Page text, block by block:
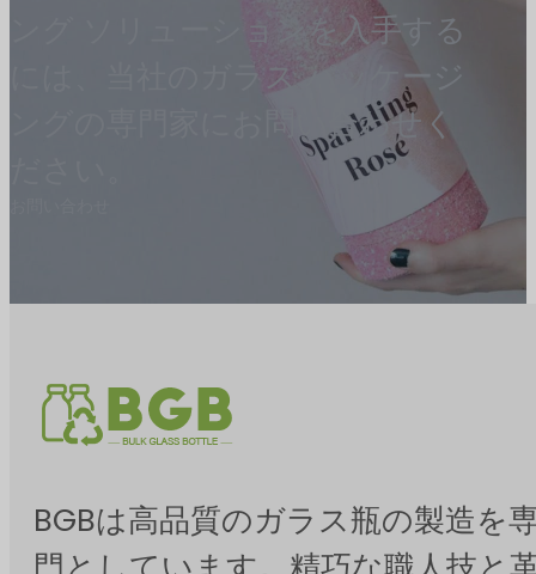
ング ソリューションを入手する
には、当社のガラス パッケージ
ングの専門家にお問い合わせく
BGBは高品質のガラス瓶の製造を